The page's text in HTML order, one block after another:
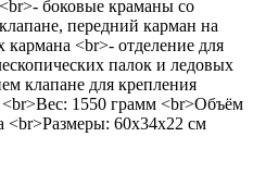
боковые краманы со
передний карман на
<br>- отделение для
палок и ледовых
клапане для крепления
1550 грамм <br>Объём
<br>Размеры: 60x34x22 см